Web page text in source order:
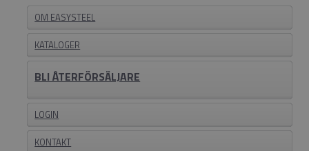
OM EASYSTEEL
KATALOGER
BLI ÅTERFÖRSÄLJARE
LOGIN
KONTAKT